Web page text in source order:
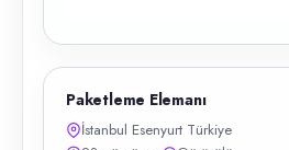
Paketleme Elemanı
İstanbul Esenyurt Türkiye